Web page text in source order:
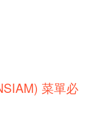
菜單必